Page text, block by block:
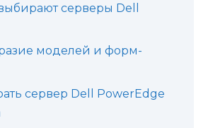
серверы Dell
моделей и форм-
сервер Dell PowerEdge